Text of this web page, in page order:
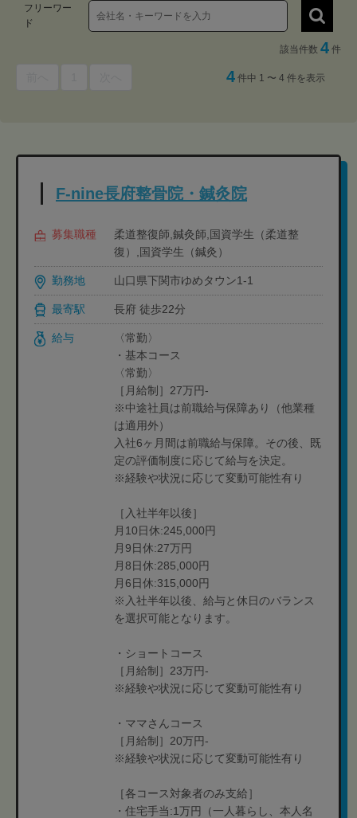
フリーワー
ド
該当件数 4 件
4 件中 1 〜 4 件を表示
F-nine長府整骨院・鍼灸院
募集職種
柔道整復師,鍼灸師,国資学生（柔道整
復）,国資学生（鍼灸）
勤務地 山口県下関市ゆめタウン1-1
最寄駅 長府 徒歩22分
給与
〈常勤〉
・基本コース
〈常勤〉
［月給制］27万円-
※中途社員は前職給与保障あり（他業種
は適用外）
入社6ヶ月間は前職給与保障。その後、既
定の評価制度に応じて給与を決定。
※経験や状況に応じて変動可能性有り
［入社半年以後］
月10日休:245,000円
月9日休:27万円
月8日休:285,000円
月6日休:315,000円
※入社半年以後、給与と休日のバランス
を選択可能となります。
・ショートコース
［月給制］23万円-
※経験や状況に応じて変動可能性有り
・ママさんコース
［月給制］20万円-
※経験や状況に応じて変動可能性有り
［各コース対象者のみ支給］
・住宅手当:1万円（一人暮らし、本人名